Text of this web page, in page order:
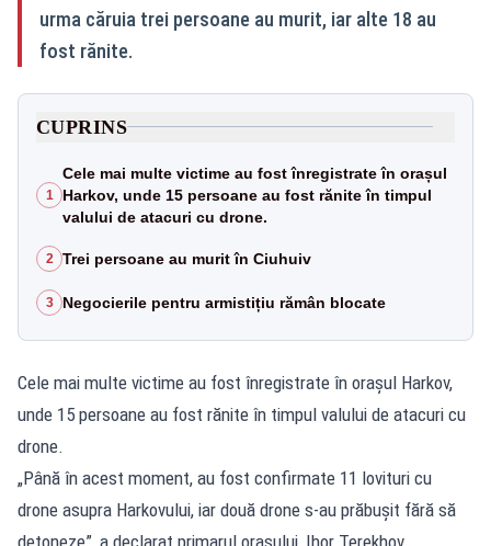
urma căruia trei persoane au murit, iar alte 18 au
fost rănite.
CUPRINS
1
Cele mai multe victime au fost înregistrate în orașul
Harkov, unde 15 persoane au fost rănite în timpul
valului de atacuri cu drone.
2 Trei persoane au murit în Ciuhuiv
3 Negocierile pentru armistițiu rămân blocate
Cele mai multe victime au fost înregistrate în orașul Harkov,
unde 15 persoane au fost rănite în timpul valului de atacuri cu
drone.
„Până în acest moment, au fost confirmate 11 lovituri cu
drone asupra Harkovului, iar două drone s-au prăbușit fără să
detoneze”, a declarat primarul orașului, Ihor Terekhov.